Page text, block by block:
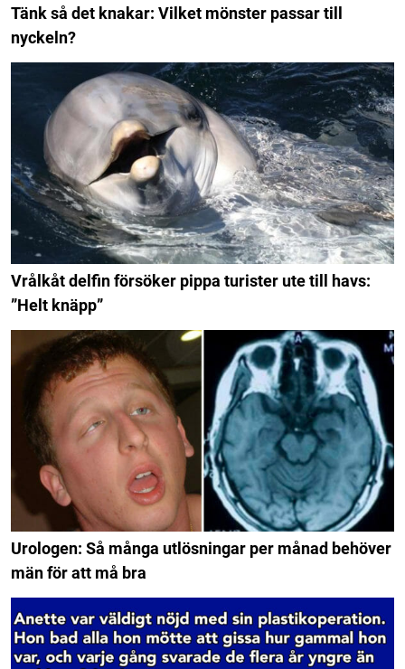
Tänk så det knakar: Vilket mönster passar till
nyckeln?
Vrålkåt delfin försöker pippa turister ute till havs:
”Helt knäpp”
Urologen: Så många utlösningar per månad behöver
män för att må bra